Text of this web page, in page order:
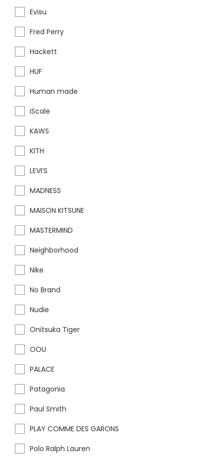
Evisu
Fred Perry
Hackett
HUF
Human made
iScale
KAWS
KITH
LEVI’S
MADNESS
MAISON KITSUNE
MASTERMIND
Neighborhood
Nike
No Brand
Nudie
Onitsuka Tiger
OOU
PALACE
Patagonia
Paul Smith
PLAY COMME DES GARONS
Polo Ralph Lauren